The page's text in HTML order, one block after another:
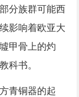
分族群可能西
影响着欧亚大
甲骨上的灼
科书。
青铜器的起